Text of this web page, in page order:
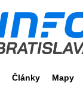
Články Mapy